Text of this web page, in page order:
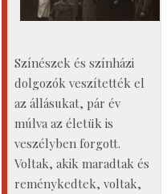
Színészek és színházi
dolgozók veszítették el
az állásukat, pár év
múlva az életük is
veszélyben forgott.
Voltak, akik maradtak és
reménykedtek, voltak,